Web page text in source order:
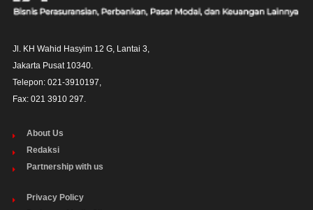
Jl. KH Wahid Hasyim 12 G, Lantai 3,
Jakarta Pusat 10340.
Telepon: 021-3910197,
Fax: 021 3910 297.
About Us
Redaksi
Partnership with us
Privacy Policy